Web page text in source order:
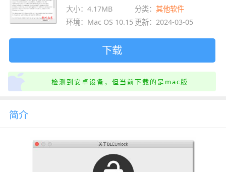
大小：4.17MB 分类：其他软件
环境：Mac OS 10.15.x更新：2024-03-05
下载
检测到安卓设备，但当前下载的是mac版
简介